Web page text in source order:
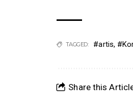
TAGGED: #artis,
Share this